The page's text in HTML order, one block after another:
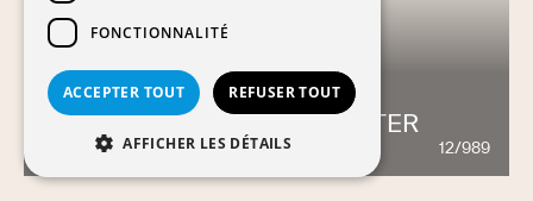
FFC - FOOD & FLAVOR CENTER
818 12/989
FONCTIONNALITÉ
ACCEPTER TOUT REFUSER TOUT
AFFICHER LES DÉTAILS